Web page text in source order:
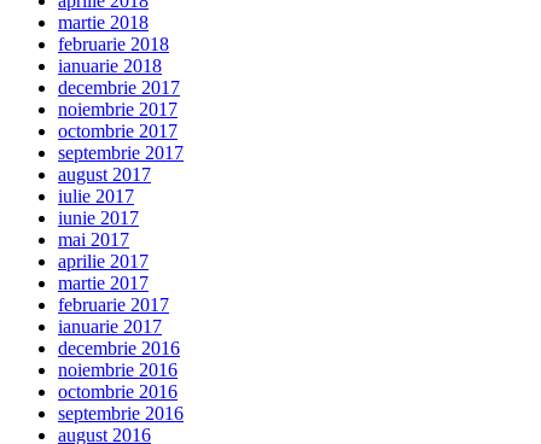
martie 2018
februarie 2018
ianuarie 2018
decembrie 2017
noiembrie 2017
octombrie 2017
septembrie 2017
august 2017
iulie 2017
iunie 2017
mai 2017
aprilie 2017
martie 2017
februarie 2017
ianuarie 2017
decembrie 2016
noiembrie 2016
octombrie 2016
septembrie 2016
august 2016